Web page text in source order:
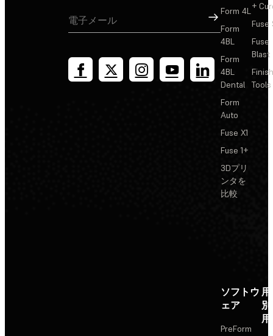
サインアップ
Form 4L
Form
4BL
Form
4BL
Dental
Form
Auto
Fuse X1
Fuse 1+
3Dプリ
ンタを
比較
+
Fuse
Fuse
Blast
Tools
ソフトウ
ェア
PreForm